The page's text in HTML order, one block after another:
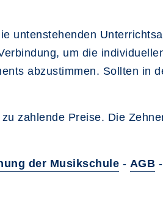
untenstehenden
um die
abzustimmen. Sollten in
zahlende Preise. Die
der Musikschule - AGB -